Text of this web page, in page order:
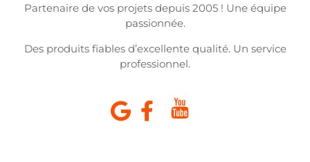
Partenaire de vos projets depuis 2005 ! Une équipe
passionnée.
Des produits fiables d’excellente qualité. Un service
professionnel.